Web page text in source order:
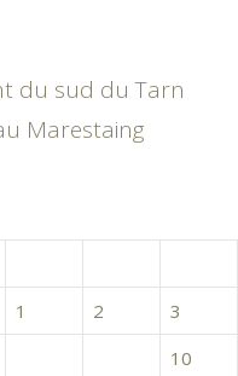
du sud du Tarn
au Marestaing
1
2
3
10